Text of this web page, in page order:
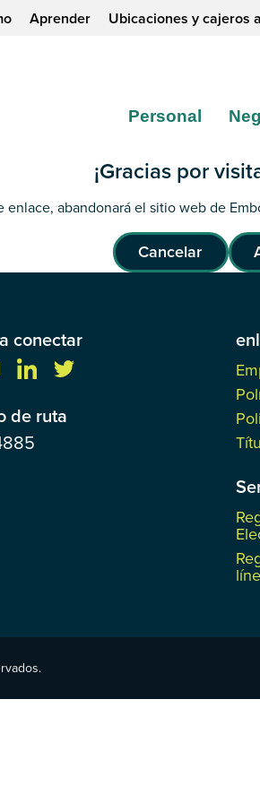
Aprender Ubicaciones y cajeros
Personal
¡Gracias por
enlace, abandonará el sitio web de
Cancelar
conectar
de ruta